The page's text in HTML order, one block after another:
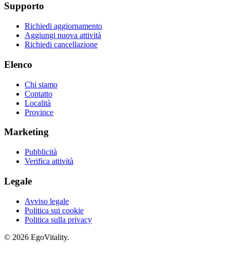
Supporto
Richiedi aggiornamento
Aggiungi nuova attività
Richiedi cancellazione
Elenco
Chi siamo
Contatto
Località
Province
Marketing
Pubblicità
Verifica attività
Legale
Avviso legale
Politica sui cookie
Politica sulla privacy
© 2026 EgoVitality.